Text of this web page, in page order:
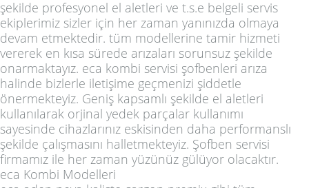
şekilde profesyonel el aletleri ve t.s.e belgeli servis
ekiplerimiz sizler için her zaman yanınızda olmaya
devam etmektedir. tüm modellerine tamir hizmeti
vererek en kısa sürede arızaları sorunsuz şekilde
onarmaktayız. eca kombi servisi şofbenleri arıza
halinde bizlerle iletişime geçmenizi şiddetle
önermekteyiz. Geniş kapsamlı şekilde el aletleri
kullanılarak orjinal yedek parçalar kullanımı
sayesinde cihazlarınız eskisinden daha performanslı
şekilde çalışmasını halletmekteyiz. Şofben servisi
firmamız ile her zaman yüzünüz gülüyor olacaktır.
eca Kombi Modelleri